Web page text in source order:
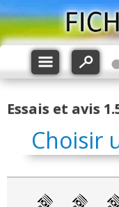
Essais et avis
Choisir